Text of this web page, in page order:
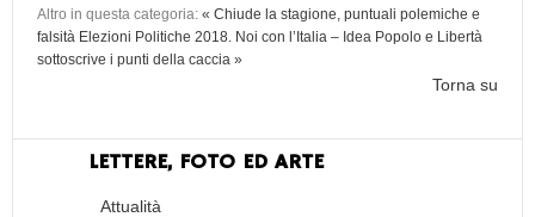
Altro in questa categoria: « Chiude la stagione, puntuali polemiche e
falsità Elezioni Politiche 2018. Noi con l’Italia – Idea Popolo e Libertà
sottoscrive i punti della caccia »
Torna su
LETTERE, FOTO ED ARTE
Attualità